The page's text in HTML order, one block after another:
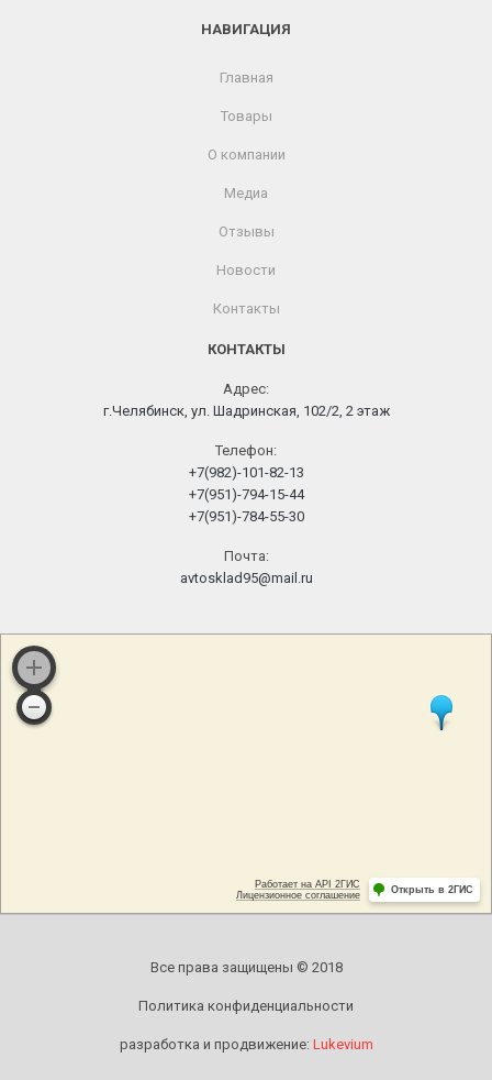
НАВИГАЦИЯ
Главная
Товары
О компании
Медиа
Отзывы
Новости
Контакты
КОНТАКТЫ
Адрес:
г.Челябинск, ул. Шадринская, 102/2, 2 этаж
Телефон:
+7(982)-101-82-13
+7(951)-794-15-44
+7(951)-784-55-30
Почта:
avtosklad95@mail.ru
Все права защищены © 2018
Политика конфиденциальности
разработка и продвижение: Lukevium